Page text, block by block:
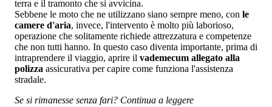
terra e il tramonto che si avvicina.
Sebbene le moto che ne utilizzano siano sempre meno, con le
camere d'aria, invece, l'intervento è molto più laborioso,
operazione che solitamente richiede attrezzatura e competenze
che non tutti hanno. In questo caso diventa importante, prima di
intraprendere il viaggio, aprire il vademecum allegato alla
polizza assicurativa per capire come funziona l'assistenza
stradale.
Se si rimanesse senza fari? Continua a leggere